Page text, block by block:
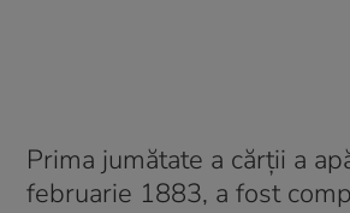
Prima jumătate a cărții a
februarie 1883, a fost